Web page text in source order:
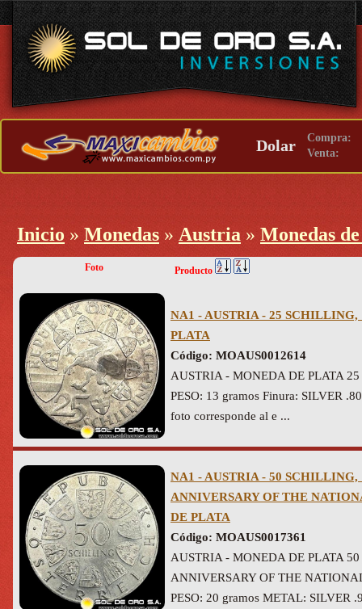
Dolar
Compra:
Venta:
Inicio » Monedas » Austria » Monedas
Foto Producto
NA1 - AUSTRIA - 25 SCHILLING,
PLATA
Código: MOAUS0012614
AUSTRIA - MONEDA DE PLATA
PESO: 13 gramos Finura: SILVER
foto corresponde al e ...
NA1 - AUSTRIA - 50 SCHILLING,
ANNIVERSARY OF THE
DE PLATA
Código: MOAUS0017361
AUSTRIA - MONEDA DE PLATA
ANNIVERSARY OF THE
PESO: 20 gramos METAL: SILVER